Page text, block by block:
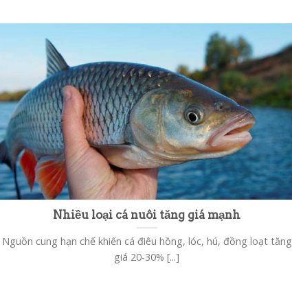
Nhiều loại cá nuôi tăng giá mạnh
Nguồn cung hạn chế khiến cá điêu hồng, lóc, hú, đồng loạt tăng
giá 20-30% [...]